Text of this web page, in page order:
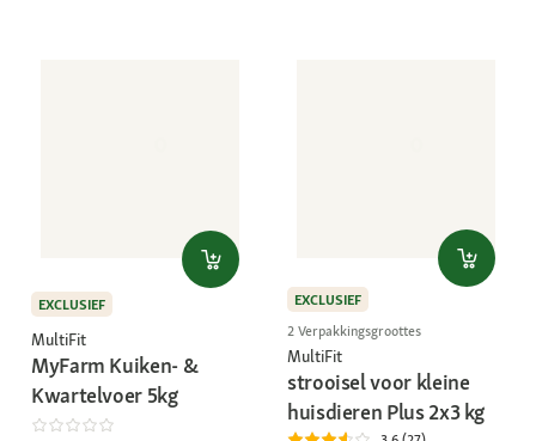
EXCLUSIEF
MultiFit
MyFarm Kuiken- &
Kwartelvoer 5kg
EXCLUSIEF
2 Verpakkingsgroottes
MultiFit
strooisel voor kleine
huisdieren Plus 2x3 kg